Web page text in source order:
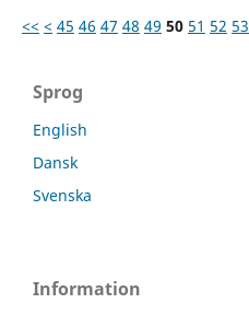
<< < 45 46 47 48 49 50 51 52 53
Sprog
English
Dansk
Svenska
Information